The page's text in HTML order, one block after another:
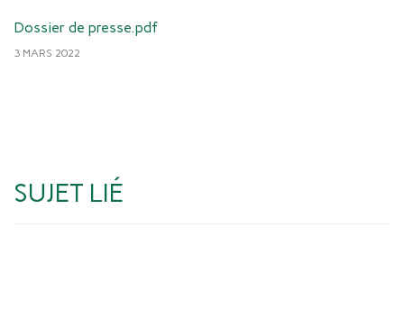
Dossier de presse.pdf
3 MARS 2022
SUJET LIÉ